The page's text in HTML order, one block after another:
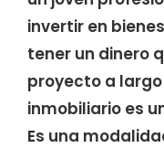
invertir en
tener un dinero
proyecto a
inmobiliario es
Es una